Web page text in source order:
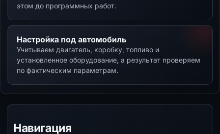
этом до программных работ.
Настройка под автомобиль
Учитываем двигатель, коробку, топливо и
установленное оборудование, а результат проверяем
по фактическим параметрам.
Навигация